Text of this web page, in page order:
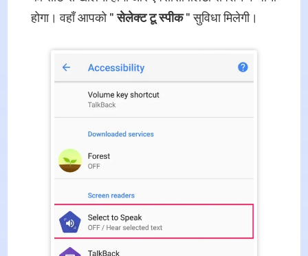
होगा। वहाँ आपको "सेलेक्ट टू स्पीक" सुविधा मिलेगी।